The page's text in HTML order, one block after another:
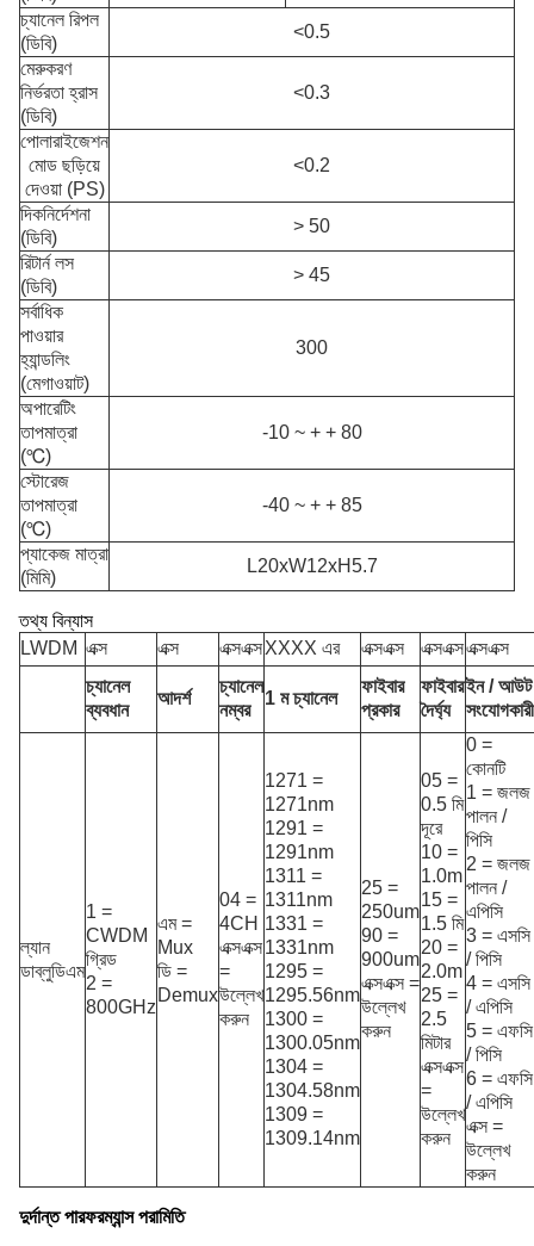
চ্যানেল রিপল
(ডিবি)
<0.5
মেরুকরণ
নির্ভরতা হ্রাস
(ডিবি)
<0.3
পোলারাইজেশন
মোড ছড়িয়ে
দেওয়া (PS)
<0.2
দিকনির্দেশনা
(ডিবি)
> 50
রিটার্ন লস
(ডিবি)
> 45
সর্বাধিক
পাওয়ার
হ্যান্ডলিং
(মেগাওয়াট)
300
অপারেটিং
তাপমাত্রা
(℃)
-10 ~ + + 80
স্টোরেজ
তাপমাত্রা
(℃)
-40 ~ + + 85
প্যাকেজ মাত্রা
(মিমি)
L20xW12xH5.7
তথ্য বিন্যাস
LWDM এক্স এক্স এক্সএক্সXXXX এর এক্সএক্স এক্সএক্সএক্সএক্স
চ্যানেল
ব্যবধান
আদর্শ
চ্যানেল
নম্বর
1 ম চ্যানেল
ফাইবার
প্রকার
ফাইবার
দৈর্ঘ্য
ইন / আউট
সংযোগকারী
ল্যান
ডাব্লুডিএম
1 =
CWDM
গ্রিড
2 =
800GHz
এম =
Mux
ডি =
Demux
04 =
4CH
এক্সএক্স
=
উল্লেখ
করুন
1271 =
1271nm
1291 =
1291nm
1311 =
1311nm
1331 =
1331nm
1295 =
1295.56nm
1300 =
1300.05nm
1304 =
1304.58nm
1309 =
1309.14nm
25 =
250um
90 =
900um
এক্সএক্স =
উল্লেখ
করুন
05 =
0.5 মি
দূরে
10 =
1.0m
15 =
1.5 মি
20 =
2.0m
25 =
2.5
মিটার
এক্সএক্স
=
উল্লেখ
করুন
0 =
কোনটি
1 = জলজ
পালন /
পিসি
2 = জলজ
পালন /
এপিসি
3 = এসসি
/ পিসি
4 = এসসি
/ এপিসি
5 = এফসি
/ পিসি
6 = এফসি
/ এপিসি
এক্স =
উল্লেখ
করুন
দুর্দান্ত পারফরম্যান্স পরামিতি